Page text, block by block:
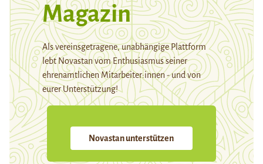
Magazin
Als vereinsgetragene, unabhängige Plattform
lebt Novastan vom Enthusiasmus seiner
ehrenamtlichen Mitarbeiter:innen - und von
eurer Unterstützung!
Novastan unterstützen